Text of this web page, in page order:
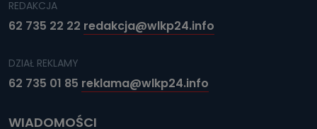
na każdym etapie i nie jest to związane z żadnymi
negatywnymi konsekwencjami. Cofnięcia zgody można
dokonać w dowolny, wybrany sposób (e-mail, poczta
Wielkopolski (63-400) przy ul. Wolności 19.
Kiedy i komu możemy przekazać
REDAKCJA
62 735 22 22 redakcja@wlkp24.info
DZIAŁ REKLAMY
62 735 01 85 reklama@wlkp24.info
WIADOMOŚCI